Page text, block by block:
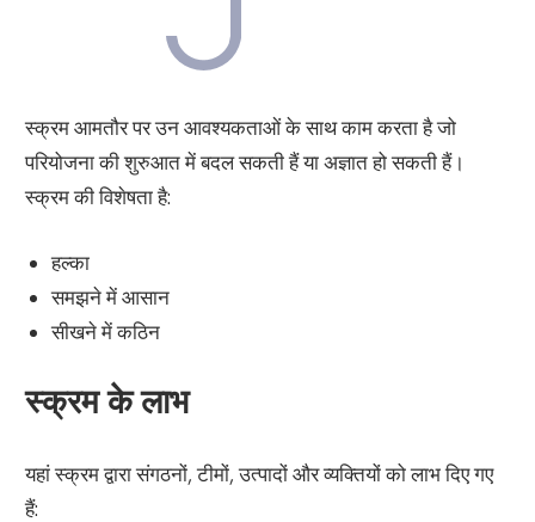
स्क्रम आमतौर पर उन आवश्यकताओं के साथ काम करता है जो
परियोजना की शुरुआत में बदल सकती हैं या अज्ञात हो सकती हैं।
स्क्रम की विशेषता है:
हल्का
समझने में आसान
सीखने में कठिन
स्क्रम के लाभ
यहां स्क्रम द्वारा संगठनों, टीमों, उत्पादों और व्यक्तियों को लाभ दिए गए
हैं: